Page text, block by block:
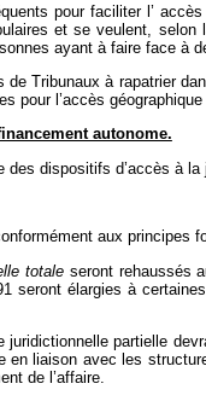
pour faciliter l’
et se veulent,
ayant à faire face à
Tribunaux à rapatrier
pour l’accès
autonome.
dispositifs d’accès à
aux
totale seront rehaussés
seront élargies à
partielle
liaison avec les
de l’affaire.